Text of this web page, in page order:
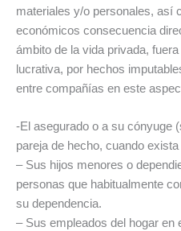
materiales y/o personales, así
económicos consecuencia
ámbito de la vida privada,
lucrativa, por hechos
entre compañías en este
-El asegurado o a su cónyuge
pareja de hecho, cuando
– Sus hijos menores o
personas que habitualmente
su dependencia.
– Sus empleados del hogar en